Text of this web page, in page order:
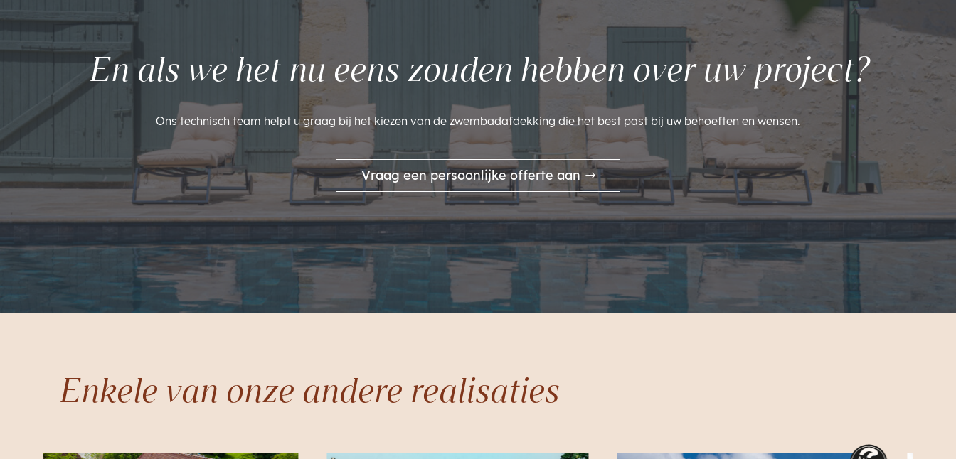
En als we het nu eens zouden hebben over uw project?
Ons technisch team helpt u graag bij het kiezen van de zwembadafdekking die het best past bij uw behoeften en wensen.
Vraag een persoonlijke offerte aan
Enkele van onze andere realisaties